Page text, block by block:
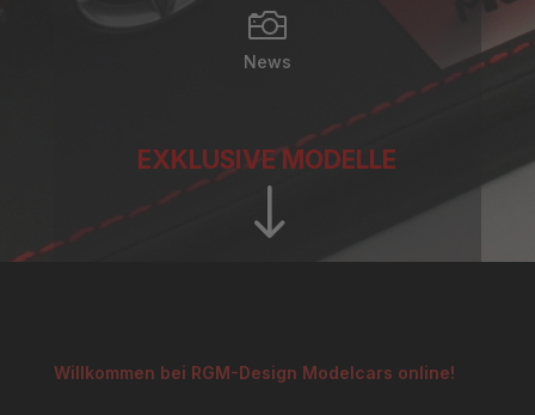

News
EXKLUSIVE MODELLE
"
Willkommen bei RGM-Design Modelcars online!